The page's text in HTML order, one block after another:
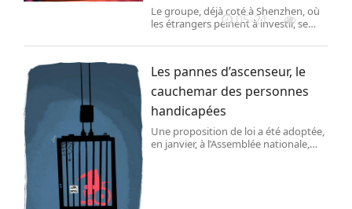
Le groupe, déjà coté à Shenzhen, où
les étrangers peinent à investir, se
Hongkong, afin de s’étendre hors des
05-21
Les pannes d’ascenseur, le
cauchemar des personnes
handicapées
Une proposition de loi a été adoptée,
en janvier, à l’Assemblée nationale,